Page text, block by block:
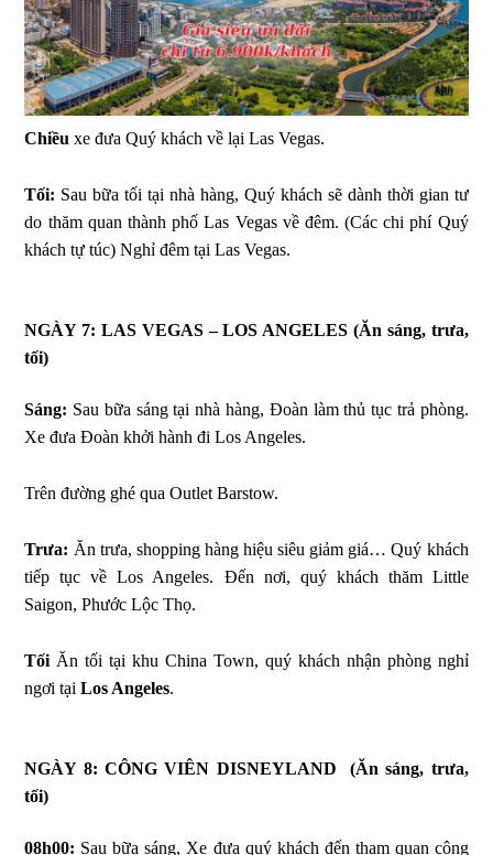
Chiềuxe đưa Quý khách về lại Las Vegas.
Tối: Sau bữa tối tại nhà hàng, Quý khách sẽ dành thời gian tư
do thăm quan thành phố Las Vegas về đêm. (Các chi phí Quý
khách tự túc) Nghỉ đêm tại Las Vegas.
NGÀY 7: LAS VEGAS – LOS ANGELES (Ăn sáng, trưa,
tối)
Sáng: Sau bữa sáng tại nhà hàng, Đoàn làm thủ tục trả phòng.
Xe đưa Đoàn khởi hành đi Los Angeles.
Trên đường ghé qua Outlet Barstow.
Trưa: Ăn trưa, shopping hàng hiệu siêu giảm giá… Quý khách
tiếp tục về Los Angeles. Đến nơi, quý khách thăm Little
Saigon, Phước Lộc Thọ.
TốiĂn tối tại khu China Town, quý khách nhận phòng nghỉ
ngơi tạiLos Angeles.
NGÀY 8: CÔNG VIÊN DISNEYLAND(Ăn sáng, trưa,
tối)
08h00: Sau bữa sáng, Xe đưa quý khách đến tham quan công